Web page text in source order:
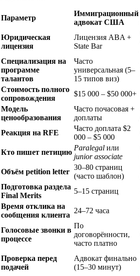
Параметр
Иммиграционный
адвокат США
Юридическая
лицензия
Лицензия ABA +
State Bar
Специализация на
программе
талантов
Часто
универсальная (5–
15 типов виз)
Стоимость полного
сопровождения
$15 000 – $50 000+
Модель
ценообразования
Часто почасовая +
доплаты
Реакция на RFE
Часто доплата $2
000 – $5 000
Кто пишет петицию
Paralegal или
junior associate
Объём petition letter
30–80 страниц
(часто шаблон)
Подготовка раздела
Final Merits
5–15 страниц
Время отклика на
сообщения клиента
24–72 часа
Голосовые звонки в
процессе
По
договорённости,
часто платно
Проверка перед
подачей
Адвокат финально
(15–30 минут)